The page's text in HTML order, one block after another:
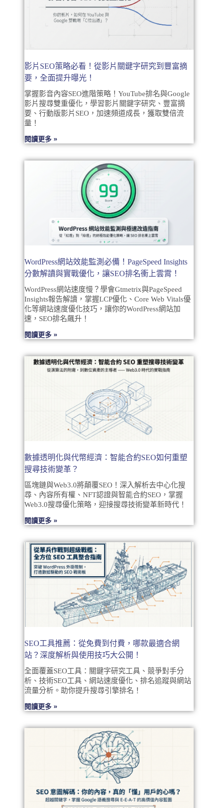
影片SEO策略必看！從影片關鍵字研究到豐富摘
要，全面提升曝光！
掌握影音內容SEO進階策略！YouTube排名與Google
影片搜尋雙重優化，學習影片關鍵字研究、豐富摘
要、行動版影片SEO，加速頻道成長，獲取雙倍流
量！
閱讀更多 »
WordPress網站效能監測必備！PageSpeed Insights
分數解讀與實戰優化，讓SEO排名衝上雲霄！
WordPress網站速度慢？學會Gtmetrix與PageSpeed
Insights報告解讀，掌握LCP優化、Core Web Vitals優
化等網站速度優化技巧，讓你的WordPress網站加
速，SEO排名飆升！
閱讀更多 »
數據透明化與代幣經濟：智能合約SEO如何重塑
搜尋技術變革？
區塊鏈與Web3.0將顛覆SEO！深入解析去中心化搜
尋、內容所有權、NFT認證與智能合約SEO，掌握
Web3.0搜尋優化策略，迎接搜尋技術變革新時代！
閱讀更多 »
SEO工具推薦：從免費到付費，哪款最適合網
站？深度解析與使用技巧大公開！
全面覆蓋SEO工具：關鍵字研究工具、競爭對手分
析、技術SEO工具、網站速度優化、排名追蹤與網站
流量分析。助你提升搜尋引擎排名！
閱讀更多 »